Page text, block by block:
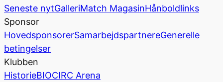
Seneste nytGalleriMatch MagasinHånboldlinks
Sponsor
HovedsponsorerSamarbejdspartnereGenerelle
betingelser
Klubben
HistorieBIOCIRC Arena